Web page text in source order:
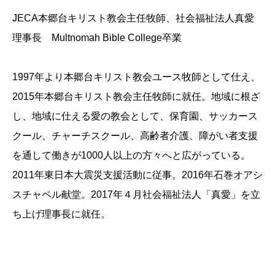
JECA本郷台キリスト教会主任牧師、社会福祉法人真愛
理事長 Multnomah Bible College卒業
1997年より本郷台キリスト教会ユース牧師として仕え、
2015年本郷台キリスト教会主任牧師に就任。地域に根ざ
し、地域に仕える愛の教会として、保育園、サッカース
クール、チャーチスクール、高齢者介護、障がい者支援
を通して働きが1000人以上の方々へと広がっている。
2011年東日本大震災支援活動に従事。2016年石巻オアシ
スチャペル献堂。2017年４月社会福祉法人「真愛」を立
ち上げ理事長に就任。